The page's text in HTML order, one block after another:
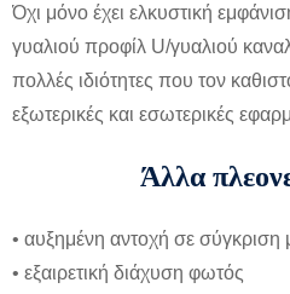
Όχι μόνο έχει ελκυστική
γυαλιού προφίλ U/γυαλιού
πολλές ιδιότητες που τον
εξωτερικές και εσωτερικές
Άλλα
• αυξημένη αντοχή σε σύγκριση
• εξαιρετική διάχυση φωτός